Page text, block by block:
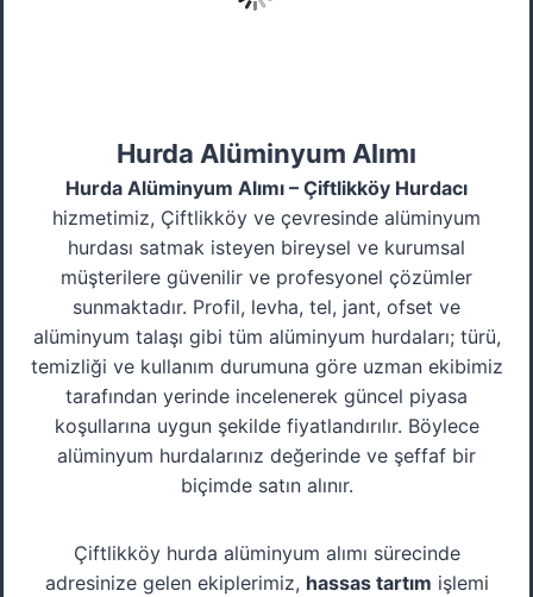
Hurda Alüminyum Alımı
Hurda Alüminyum Alımı – Çiftlikköy Hurdacı
hizmetimiz, Çiftlikköy ve çevresinde alüminyum
hurdası satmak isteyen bireysel ve kurumsal
müşterilere güvenilir ve profesyonel çözümler
sunmaktadır. Profil, levha, tel, jant, ofset ve
alüminyum talaşı gibi tüm alüminyum hurdaları; türü,
temizliği ve kullanım durumuna göre uzman ekibimiz
tarafından yerinde incelenerek güncel piyasa
koşullarına uygun şekilde fiyatlandırılır. Böylece
alüminyum hurdalarınız değerinde ve şeffaf bir
biçimde satın alınır.
Çiftlikköy hurda alüminyum alımı sürecinde
adresinize gelen ekiplerimiz, hassas tartım işlemi